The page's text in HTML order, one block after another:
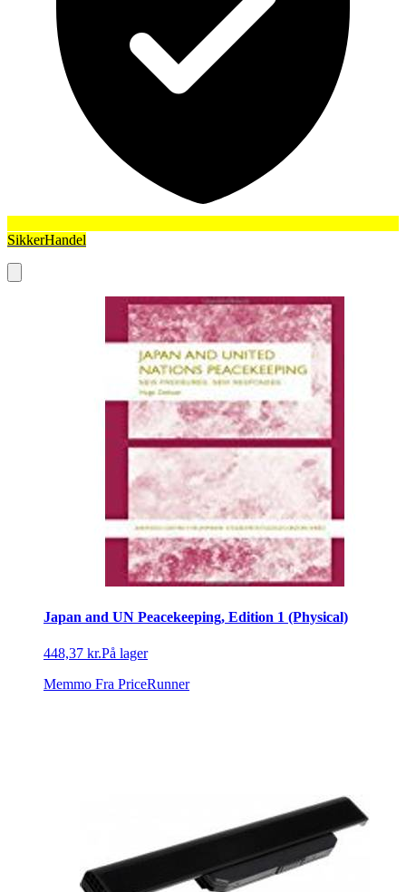
SikkerHandel
Japan and UN Peacekeeping, Edition 1 (Physical)
448,37 kr.På lager
Memmo Fra PriceRunner